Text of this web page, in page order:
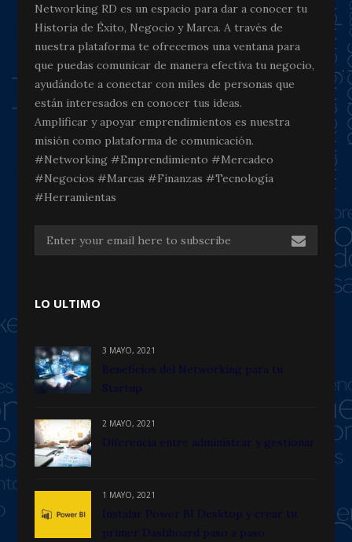
Networking RD es un espacio para dar a conocer tu
Historia de Éxito, Negocio y Marca. A través de
nuestra plataforma te ofrecemos una ventana para
que puedas comunicar de manera efectiva tu negocio,
ayudándote a conectar con miles de personas que
están interesados en conocer tus ideas.
Amplificar y apoyar emprendimientos es nuestra
misión como plataforma de comunicación.
#Networking #Emprendimiento #Mercadeo
#Negocios #Marcas #Finanzas #Tecnología
#Herramientas
LO ULTIMO
3 MAYO, 2021
Beneficios del Networking para tu
Startup
2 MAYO, 2021
Diferencia entre administrar y gestionar
1 MAYO, 2021
Instalar Power BI Desktop y crear tu
primer Dashboard paso a paso